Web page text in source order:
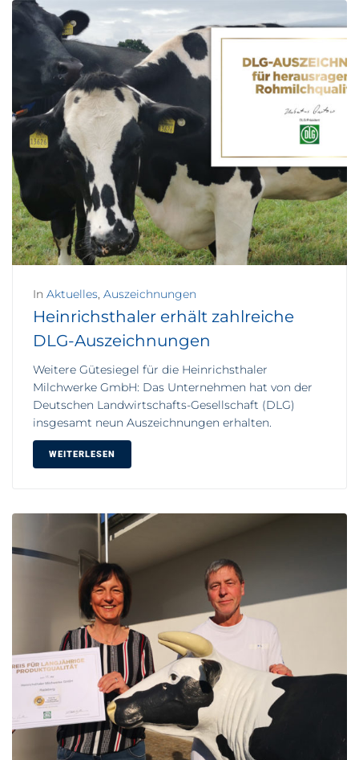
In Aktuelles, Auszeichnungen
Heinrichsthaler erhält zahlreiche
DLG-Auszeichnungen
Weitere Gütesiegel für die Heinrichsthaler
Milchwerke GmbH: Das Unternehmen hat von der
Deutschen Landwirtschafts-Gesellschaft (DLG)
insgesamt neun Auszeichnungen erhalten.
WEITERLESEN